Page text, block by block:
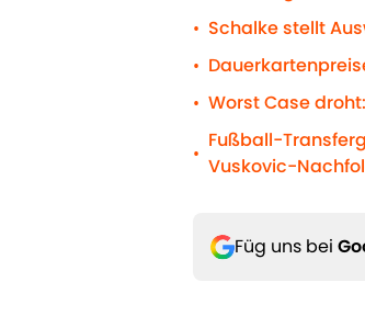
• Schalke stellt
•
• Worst Case
•
Fußball-
Vuskovic-
Füg uns bei